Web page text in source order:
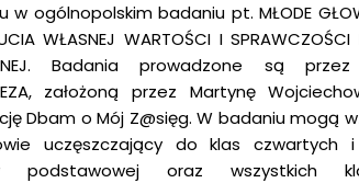
w ogólnopolskim badaniu pt. MŁODE
WŁASNEJ WARTOŚCI I SPRAWCZOŚCI
Badania prowadzone są przez
założoną przez Martynę
Dbam o Mój Z@sięg. W badaniu mogą
uczęszczający do klas czwartych i
podstawowej oraz wszystkich